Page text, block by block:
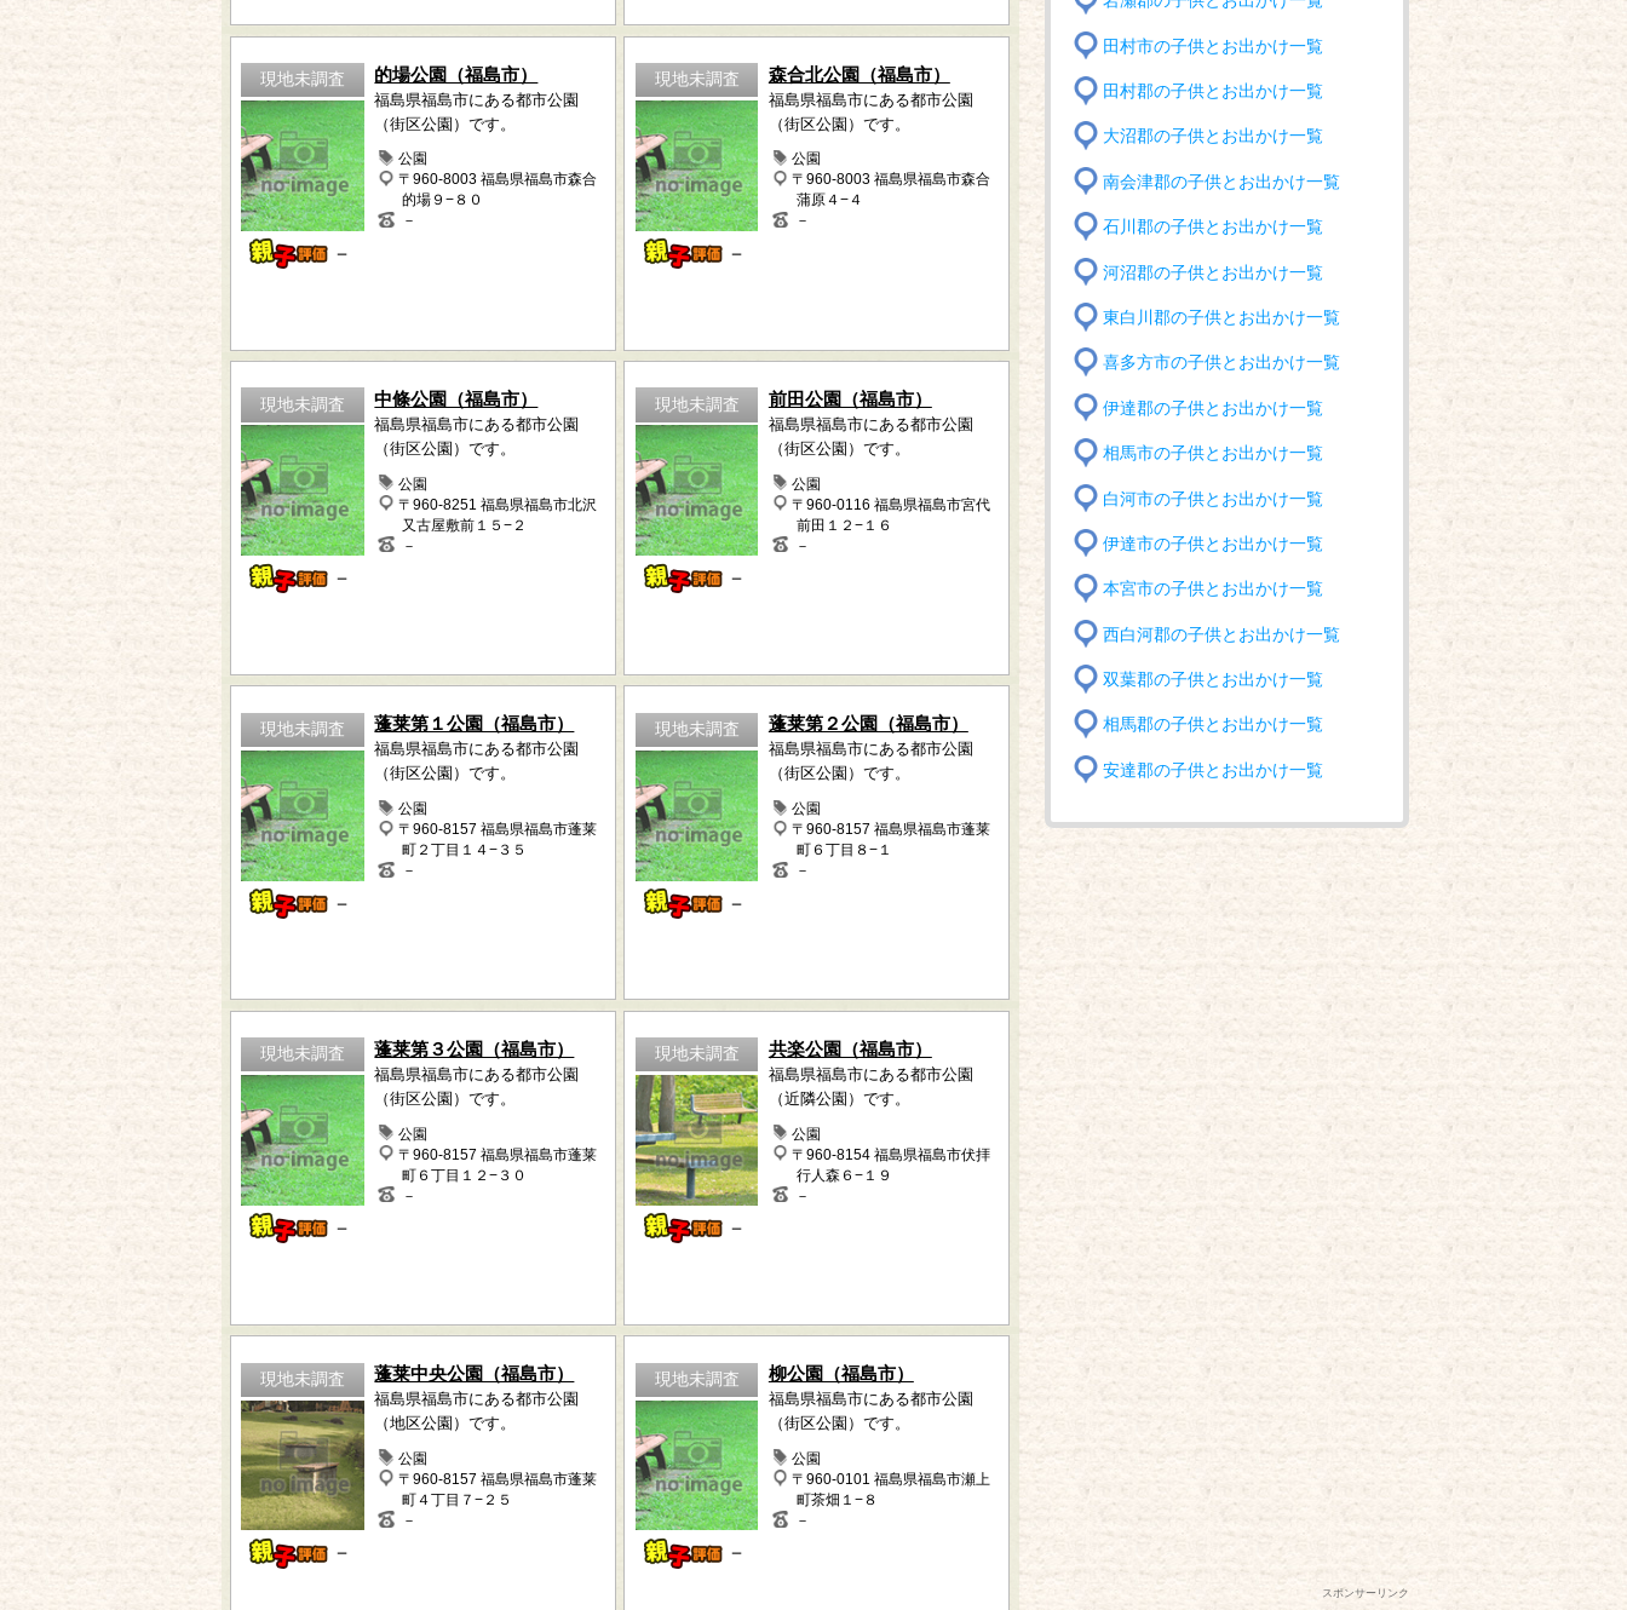
現地未調査
－
的場公園（福島市）
福島県福島市にある都市公園
（街区公園）です。
公園
〒960-8003 福島県福島市森合
的場９−８０
－
現地未調査
－
森合北公園（福島市）
福島県福島市にある都市公園
（街区公園）です。
公園
〒960-8003 福島県福島市森合
蒲原４−４
－
現地未調査
－
中條公園（福島市）
福島県福島市にある都市公園
（街区公園）です。
公園
〒960-8251 福島県福島市北沢
又古屋敷前１５−２
－
現地未調査
－
前田公園（福島市）
福島県福島市にある都市公園
（街区公園）です。
公園
〒960-0116 福島県福島市宮代
前田１２−１６
－
現地未調査
－
蓬莱第１公園（福島市）
福島県福島市にある都市公園
（街区公園）です。
公園
〒960-8157 福島県福島市蓬莱
町２丁目１４−３５
－
現地未調査
－
蓬莱第２公園（福島市）
福島県福島市にある都市公園
（街区公園）です。
公園
〒960-8157 福島県福島市蓬莱
町６丁目８−１
－
現地未調査
－
蓬莱第３公園（福島市）
福島県福島市にある都市公園
（街区公園）です。
公園
〒960-8157 福島県福島市蓬莱
町６丁目１２−３０
－
現地未調査
－
共楽公園（福島市）
福島県福島市にある都市公園
（近隣公園）です。
公園
〒960-8154 福島県福島市伏拝
行人森６−１９
－
現地未調査
－
蓬莱中央公園（福島市）
福島県福島市にある都市公園
（地区公園）です。
公園
〒960-8157 福島県福島市蓬莱
町４丁目７−２５
－
現地未調査
－
柳公園（福島市）
福島県福島市にある都市公園
（街区公園）です。
公園
〒960-0101 福島県福島市瀬上
町茶畑１−８
－
田村市の子供とお出かけ一覧
田村郡の子供とお出かけ一覧
大沼郡の子供とお出かけ一覧
南会津郡の子供とお出かけ一覧
石川郡の子供とお出かけ一覧
河沼郡の子供とお出かけ一覧
東白川郡の子供とお出かけ一覧
喜多方市の子供とお出かけ一覧
伊達郡の子供とお出かけ一覧
相馬市の子供とお出かけ一覧
白河市の子供とお出かけ一覧
伊達市の子供とお出かけ一覧
本宮市の子供とお出かけ一覧
西白河郡の子供とお出かけ一覧
双葉郡の子供とお出かけ一覧
相馬郡の子供とお出かけ一覧
安達郡の子供とお出かけ一覧
スポンサーリンク